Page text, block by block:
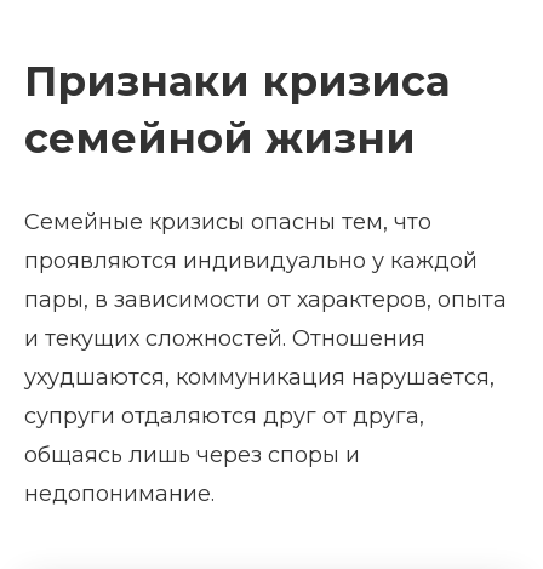
Признаки кризиса
семейной жизни
Семейные кризисы опасны тем, что
проявляются индивидуально у каждой
пары, в зависимости от характеров, опыта
и текущих сложностей. Отношения
ухудшаются, коммуникация нарушается,
супруги отдаляются друг от друга,
общаясь лишь через споры и
недопонимание.